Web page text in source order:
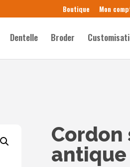
Boutique Mon
Dentelle Broder
Cordon
antique